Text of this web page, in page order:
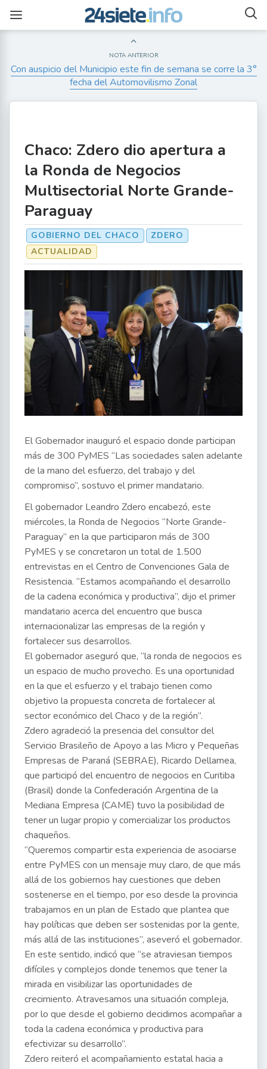
NOTA ANTERIOR
Con auspicio del Municipio este fin de semana se corre la 3°
fecha del Automovilismo Zonal
Chaco: Zdero dio apertura a
la Ronda de Negocios
Multisectorial Norte Grande-
Paraguay
GOBIERNO DEL CHACO
ZDERO
ACTUALIDAD
El Gobernador inauguró el espacio donde participan
más de 300 PyMES “Las sociedades salen adelante
de la mano del esfuerzo, del trabajo y del
compromiso”, sostuvo el primer mandatario.
El gobernador Leandro Zdero encabezó, este
miércoles, la Ronda de Negocios “Norte Grande-
Paraguay” en la que participaron más de 300
PyMES y se concretaron un total de 1.500
entrevistas en el Centro de Convenciones Gala de
Resistencia. “Estamos acompañando el desarrollo
de la cadena económica y productiva”, dijo el primer
mandatario acerca del encuentro que busca
internacionalizar las empresas de la región y
fortalecer sus desarrollos.
El gobernador aseguró que, “la ronda de negocios es
un espacio de mucho provecho. Es una oportunidad
en la que el esfuerzo y el trabajo tienen como
objetivo la propuesta concreta de fortalecer al
sector económico del Chaco y de la región”.
Zdero agradeció la presencia del consultor del
Servicio Brasileño de Apoyo a las Micro y Pequeñas
Empresas de Paraná (SEBRAE), Ricardo Dellamea,
que participó del encuentro de negocios en Curitiba
(Brasil) donde la Confederación Argentina de la
Mediana Empresa (CAME) tuvo la posibilidad de
tener un lugar propio y comercializar los productos
chaqueños.
“Queremos compartir esta experiencia de asociarse
entre PyMES con un mensaje muy claro, de que más
allá de los gobiernos hay cuestiones que deben
sostenerse en el tiempo, por eso desde la provincia
trabajamos en un plan de Estado que plantea que
hay políticas que deben ser sostenidas por la gente,
más allá de las instituciones”, aseveró el gobernador.
En este sentido, indicó que “se atraviesan tiempos
difíciles y complejos donde tenemos que tener la
mirada en visibilizar las oportunidades de
crecimiento. Atravesamos una situación compleja,
por lo que desde el gobierno decidimos acompañar a
toda la cadena económica y productiva para
efectivizar su desarrollo”.
Zdero reiteró el acompañamiento estatal hacia a